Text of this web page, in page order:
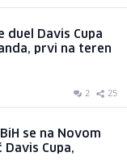
duel Davis Cupa
prvi na teren
2 25
se na Novom
Cupa,